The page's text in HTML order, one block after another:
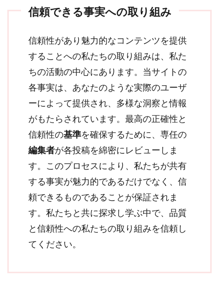
信頼できる事実への取り組み
信頼性があり魅力的なコンテンツを提供
することへの私たちの取り組みは、私た
ちの活動の中心にあります。当サイトの
各事実は、あなたのような実際のユーザ
ーによって提供され、多様な洞察と情報
がもたらされています。最高の正確性と
信頼性の基準を確保するために、専任の
編集者が各投稿を綿密にレビューしま
す。このプロセスにより、私たちが共有
する事実が魅力的であるだけでなく、信
頼できるものであることが保証されま
す。私たちと共に探求し学ぶ中で、品質
と信頼性への私たちの取り組みを信頼し
てください。